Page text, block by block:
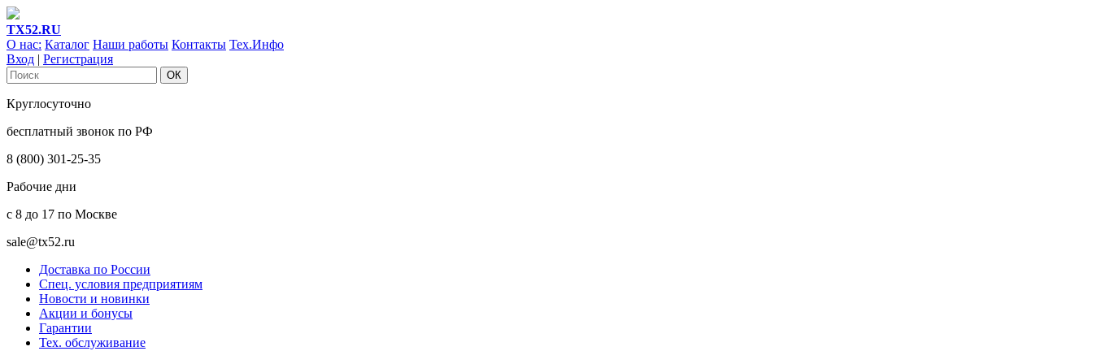
ТХ52.RU
О нас: Каталог Наши работы Контакты Тех.Инфо
Вход | Регистрация
Круглосуточно
бесплатный звонок по РФ
8 (800) 301-25-35
Рабочие дни
с 8 до 17 по Москве
sale@tx52.ru
Доставка по России
Спец. условия предприятиям
Новости и новинки
Акции и бонусы
Гарантии
Тех. обслуживание